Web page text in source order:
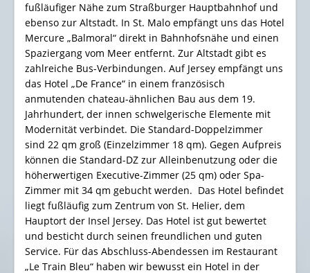
fußläufiger Nähe zum Straßburger Hauptbahnhof und
ebenso zur Altstadt. In St. Malo empfängt uns das Hotel
Mercure „Balmoral“ direkt in Bahnhofsnähe und einen
Spaziergang vom Meer entfernt. Zur Altstadt gibt es
zahlreiche Bus-Verbindungen. Auf Jersey empfängt uns
das Hotel „De France“ in einem französisch
anmutenden chateau-ähnlichen Bau aus dem 19.
Jahrhundert, der innen schwelgerische Elemente mit
Modernität verbindet. Die Standard-Doppelzimmer
sind 22 qm groß (Einzelzimmer 18 qm). Gegen Aufpreis
können die Standard-DZ zur Alleinbenutzung oder die
höherwertigen Executive-Zimmer (25 qm) oder Spa-
Zimmer mit 34 qm gebucht werden. Das Hotel befindet
liegt fußläufig zum Zentrum von St. Helier, dem
Hauptort der Insel Jersey. Das Hotel ist gut bewertet
und besticht durch seinen freundlichen und guten
Service. Für das Abschluss-Abendessen im Restaurant
„Le Train Bleu“ haben wir bewusst ein Hotel in der